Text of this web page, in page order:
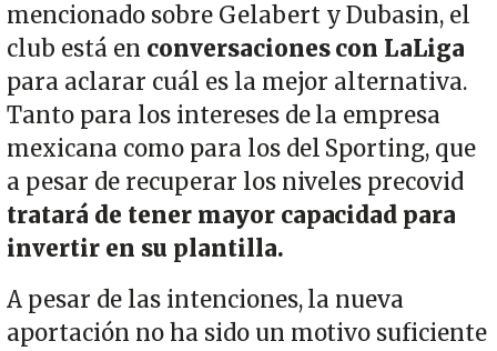
mencionado sobre Gelabert y Dubasin, el
club está en conversaciones con LaLiga
para aclarar cuál es la mejor alternativa.
Tanto para los intereses de la empresa
mexicana como para los del Sporting, que
a pesar de recuperar los niveles precovid
tratará de tener mayor capacidad para
invertir en su plantilla.
A pesar de las intenciones, la nueva
aportación no ha sido un motivo suficiente